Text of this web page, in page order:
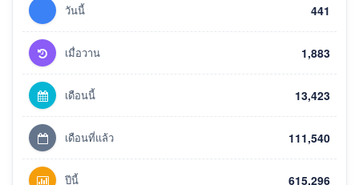
วันนี้ 441
เมื่อวาน 1,883
เดือนนี้ 13,423
เดือนที่แล้ว 111,540
ปีนี้ 615,296